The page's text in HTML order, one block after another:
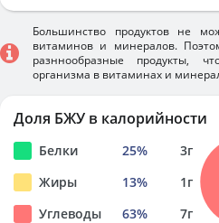
Большинство продуктов не
витаминов и минералов.
разннообразные продукты,
организма в витаминах и
Доля БЖУ в калорийности
Белки 25% 3г
Жиры
13% 1г
Углеводы
63% 7г